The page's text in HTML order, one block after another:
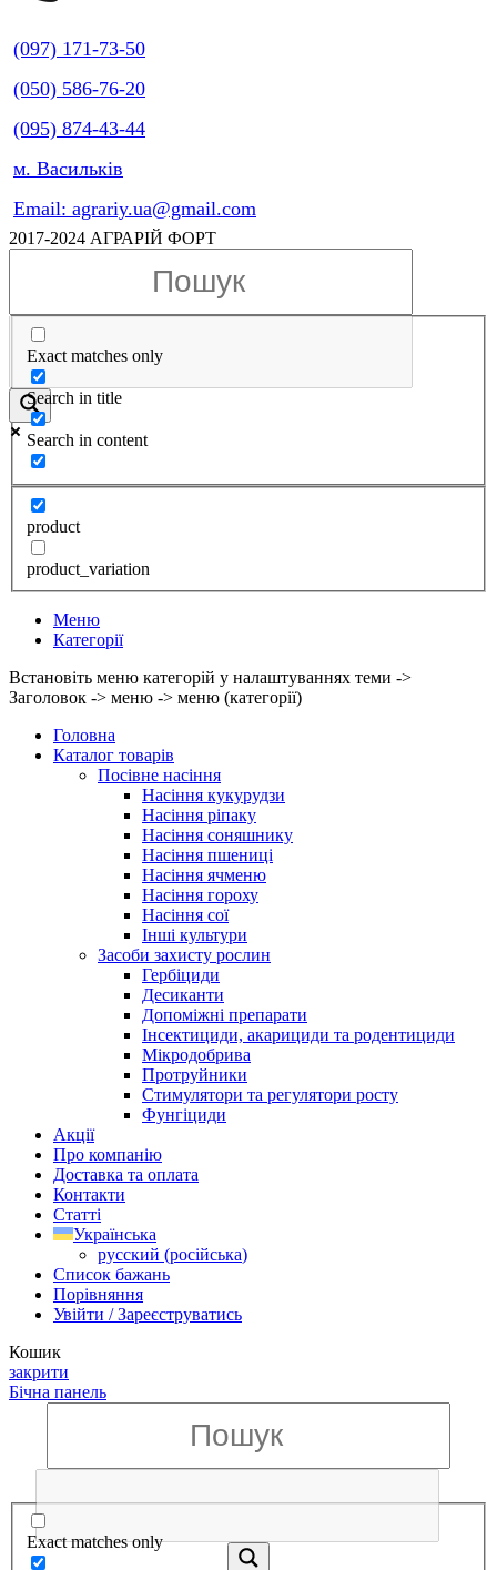
(097) 171-73-50
(050) 586-76-20
(095) 874-43-44
м. Васильків
Email: agrariy.ua@gmail.com
2017-2024 АГРАРІЙ ФОРТ
Exact matches only
Search in title
Search in content
product
product_variation
Меню
Категорії
Встановіть меню категорій у налаштуваннях теми ->
Заголовок -> меню -> меню (категорії)
Головна
Каталог товарів
Посівне насіння
Насіння кукурудзи
Насіння ріпаку
Насіння соняшнику
Насіння пшениці
Насіння ячменю
Насіння гороху
Насіння сої
Інші культури
Засоби захисту рослин
Гербіциди
Десиканти
Допоміжні препарати
Інсектициди, акарициди та родентициди
Мікродобрива
Протруйники
Стимулятори та регулятори росту
Фунгіциди
Акції
Про компанію
Доставка та оплата
Контакти
Статті
Українська
русский (російська)
Список бажань
Порівняння
Увійти / Зареєструватись
Кошик
закрити
Бічна панель
Exact matches only